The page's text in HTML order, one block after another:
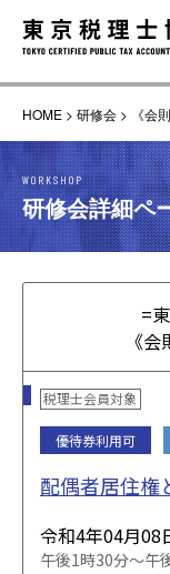
HOME > 研修会 > 《会
WORKSHOP
研修会詳細ペ
=
《
税理士会員対象
優待券利用可
配偶者居住権
令和4年04月08
午後1時30分～午